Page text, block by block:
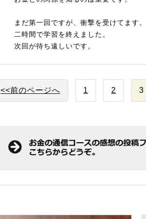
まだ第一回ですが、衝撃を受けてます。
二時間で学習を終えました。
次回が待ち遠しいです。
<<前のページへ 1 2 3